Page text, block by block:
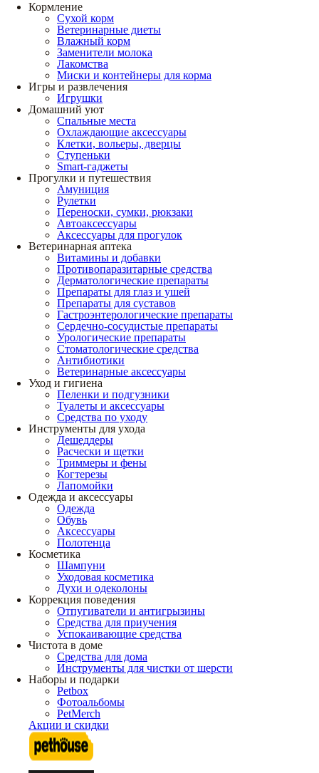
Кормление
Сухой корм
Ветеринарные диеты
Влажный корм
Заменители молока
Лакомства
Миски и контейнеры для корма
Игры и развлечения
Игрушки
Домашний уют
Спальные места
Охлаждающие аксессуары
Клетки, вольеры, дверцы
Ступеньки
Smart-гаджеты
Прогулки и путешествия
Амуниция
Рулетки
Переноски, сумки, рюкзаки
Автоаксессуары
Аксессуары для прогулок
Ветеринарная аптека
Витамины и добавки
Противопаразитарные средства
Дерматологические препараты
Препараты для глаз и ушей
Препараты для суставов
Гастроэнтерологические препараты
Сердечно-сосудистые препараты
Урологические препараты
Стоматологические средства
Антибиотики
Ветеринарные аксессуары
Уход и гигиена
Пеленки и подгузники
Туалеты и аксессуары
Средства по уходу
Инструменты для ухода
Дешеддеры
Расчески и щетки
Триммеры и фены
Когтерезы
Лапомойки
Одежда и аксессуары
Одежда
Обувь
Аксессуары
Полотенца
Косметика
Шампуни
Уходовая косметика
Духи и одеколоны
Коррекция поведения
Отпугиватели и антигрызины
Средства для приучения
Успокаивающие средства
Чистота в доме
Средства для дома
Инструменты для чистки от шерсти
Наборы и подарки
Petbox
Фотоальбомы
PetMerch
Акции и скидки